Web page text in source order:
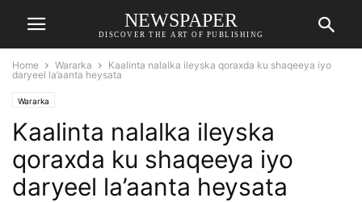
NEWSPAPER
DISCOVER THE ART OF PUBLISHING
Home Wararka
Kaalinta nalalka ileyska qoraxda ku shaqeeya iyo
daryeel la’aanta heysata
Wararka
Kaalinta nalalka ileyska
qoraxda ku shaqeeya iyo
daryeel la’aanta heysata